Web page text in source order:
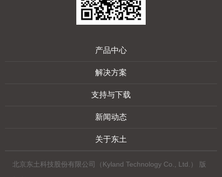
产品中心
解决方案
支持与下载
新闻动态
关于东土
北京东土科技股份有限公司（Kyland Technology Co., Ltd.） 版